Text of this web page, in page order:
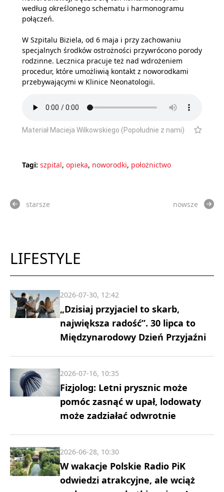
według określonego schematu i harmonogramu
połączeń.
W Szpitalu Biziela, od 6 maja i przy zachowaniu
specjalnych środków ostrożności przywrócono porody
rodzinne. Lecznica pracuje też nad wdrożeniem
procedur, które umożliwią kontakt z noworodkami
przebywającymi w Klinice Neonatologii.
Materiał Macieja Wilkowskiego (Popołudnie z nami)
Tagi: szpital, opieka, noworodki, położnictwo
starsze nowsze
LIFESTYLE
„Dzisiaj przyjaciel to skarb,
największa radość”. 30 lipca to
Międzynarodowy Dzień Przyjaźni
2026-07-30, 12:42
Fizjolog: Letni prysznic może
pomóc zasnąć w upał, lodowaty
może zadziałać odwrotnie
2026-07-16, 10:35
W wakacje Polskie Radio PiK
odwiedzi atrakcyjne, ale wciąż
2026-06-28, 10:30